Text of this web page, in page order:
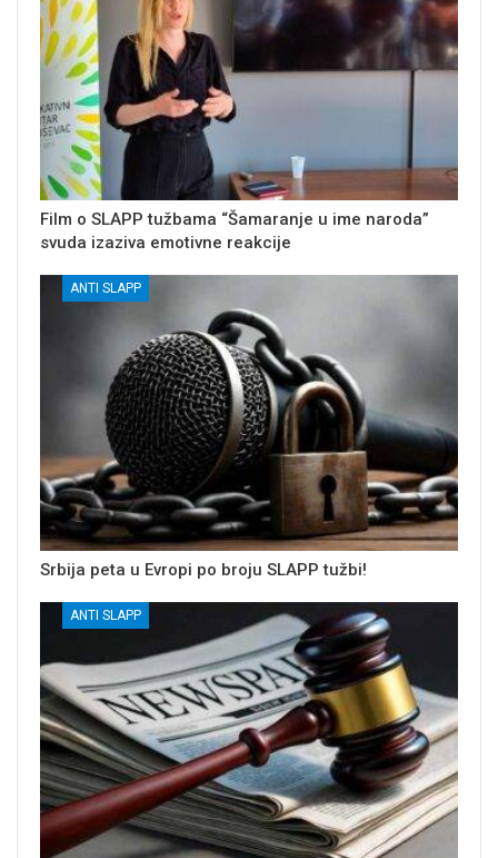
Film o SLAPP tužbama “Šamaranje u ime naroda”
svuda izaziva emotivne reakcije
ANTI SLAPP
Srbija peta u Evropi po broju SLAPP tužbi!
ANTI SLAPP